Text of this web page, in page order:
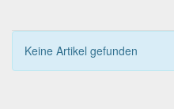
Keine Artikel gefunden